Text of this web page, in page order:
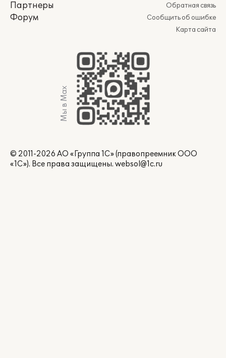
Партнеры
Форум
Обратная связь
Сообщить об ошибке
Карта сайта
Мы в Max
© 2011-2026 АО «Группа 1С» (правопреемник ООО
«1С»). Все права защищены. websol@1c.ru